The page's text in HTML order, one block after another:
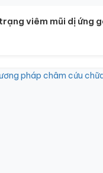
viêm mũi dị ứng